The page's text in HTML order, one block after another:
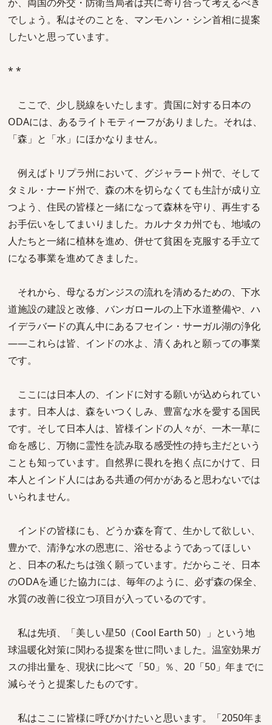
でしょう。私はそのことを、マンモハン・シン首相に提案
したいと思っています。
* *
ここで、少し脱線をいたします。貴国に対する日本の
ODAには、あるライトモティーフがありました。それは、
「森」と「水」にほかなりません。
例えばトリプラ州において、グジャラート州で、そして
タミル・ナード州で、森の木を切らなくても生計が成り立
つよう、住民の皆様と一緒になって森林を守り、再生する
お手伝いをしてまいりました。カルナタカ州でも、地域の
人たちと一緒に植林を進め、併せて貧困を克服する手立て
になる事業を進めてきました。
それから、母なるガンジスの流れを清めるための、下水
道施設の建設と改修、バンガロールの上下水道整備や、ハ
イデラバードの真ん中にあるフセイン・サーガル湖の浄化
――これらは皆、インドの水よ、清くあれと願っての事業
です。
ここには日本人の、インドに対する願いが込められてい
ます。日本人は、森をいつくしみ、豊富な水を愛する国民
です。そして日本人は、皆様インドの人々が、一木一草に
命を感じ、万物に霊性を読み取る感受性の持ち主だという
ことも知っています。自然界に畏れを抱く点にかけて、日
本人とインド人にはある共通の何かがあると思わないでは
いられません。
インドの皆様にも、どうか森を育て、生かして欲しい、
豊かで、清浄な水の恩恵に、浴せるようであってほしい
と、日本の私たちは強く願っています。だからこそ、日本
のODAを通じた協力には、毎年のように、必ず森の保全、
水質の改善に役立つ項目が入っているのです。
私は先頃、「美しい星50（Cool Earth 50）」という地
球温暖化対策に関わる提案を世に問いました。温室効果ガ
スの排出量を、現状に比べて「50」％、20「50」年までに
減らそうと提案したものです。
私はここに皆様に呼びかけたいと思います。「2050年ま